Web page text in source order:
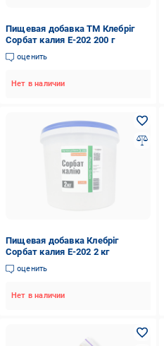
Пищевая добавка ТМ Клебріг
Сорбат калия Е-202 200 г
оценить
Нет в наличии
Пищевая добавка Клебріг
Сорбат калия Е-202 2 кг
оценить
Нет в наличии